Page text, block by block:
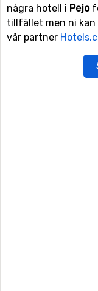
några hotell i Pejo
tillfället men ni kan
vår partner